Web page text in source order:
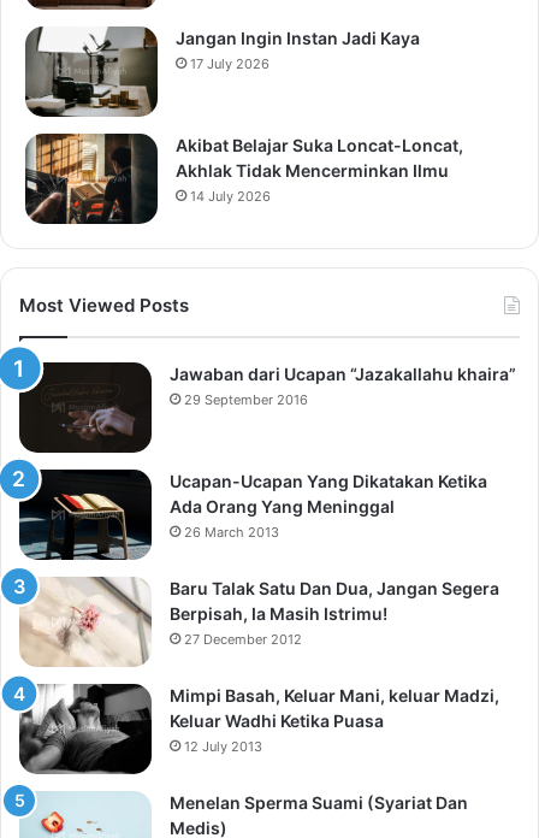
Jangan Ingin Instan Jadi Kaya
17 July 2026
Akibat Belajar Suka Loncat-Loncat,
Akhlak Tidak Mencerminkan Ilmu
14 July 2026
Most Viewed Posts
Jawaban dari Ucapan “Jazakallahu khaira”
29 September 2016
Ucapan-Ucapan Yang Dikatakan Ketika
Ada Orang Yang Meninggal
26 March 2013
Baru Talak Satu Dan Dua, Jangan Segera
Berpisah, Ia Masih Istrimu!
27 December 2012
Mimpi Basah, Keluar Mani, keluar Madzi,
Keluar Wadhi Ketika Puasa
12 July 2013
Menelan Sperma Suami (Syariat Dan
Medis)